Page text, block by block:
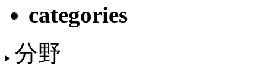
categories
分野